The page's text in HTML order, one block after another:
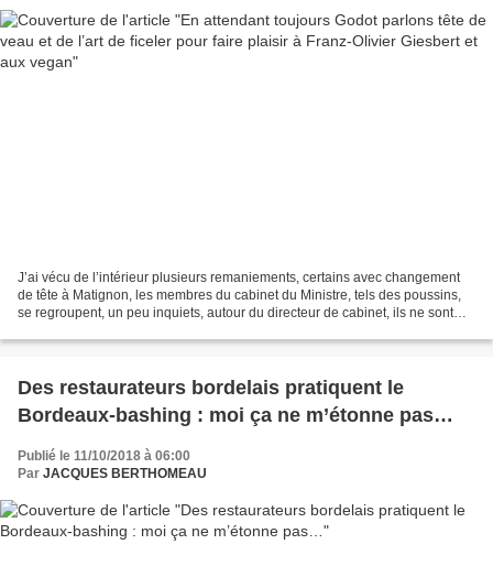
J’ai vécu de l’intérieur plusieurs remaniements, certains avec changement
de tête à Matignon, les membres du cabinet du Ministre, tels des poussins,
se regroupent, un peu inquiets, autour du directeur de cabinet, ils ne sont
Des restaurateurs bordelais pratiquent le
Bordeaux-bashing : moi ça ne m’étonne pas…
Publié le 11/10/2018 à 06:00
Par JACQUES BERTHOMEAU